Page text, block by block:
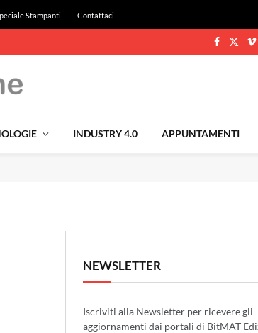
Stampanti Contattaci
Facebook
X
INDUSTRY 4.0 APPUNTAMENTI
NEWSLETTER
Iscriviti alla Newsletter per ricevere gli
aggiornamenti dai portali di BitMAT